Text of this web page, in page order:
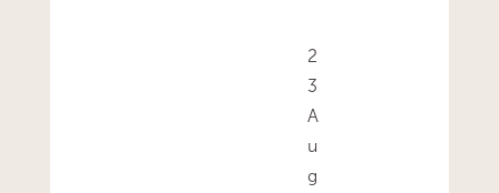
2
3
A
u
g